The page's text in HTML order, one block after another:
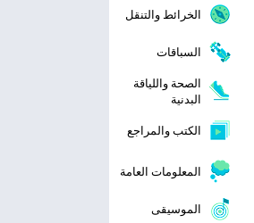
الخرائط والتنقل
السباقات
الصحة واللياقة
البدنية
الكتب والمراجع
المعلومات العامة
الموسيقى